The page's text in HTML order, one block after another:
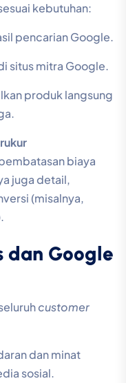
kebutuhan:
pencarian Google.
situs mitra Google.
produk langsung
biaya
juga detail,
(misalnya,
dan Google
customer
dan minat
sosial.